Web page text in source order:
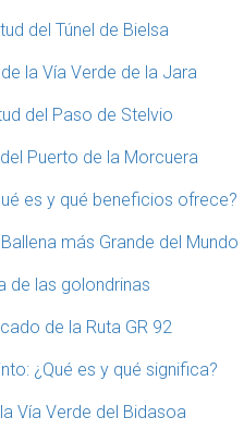
del Túnel de Bielsa
la Vía Verde de la Jara
del Paso de Stelvio
Puerto de la Morcuera
es y qué beneficios ofrece?
más Grande del Mundo
de las golondrinas
de la Ruta GR 92
¿Qué es y qué significa?
Vía Verde del Bidasoa